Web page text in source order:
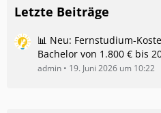
Letzte Beiträge
📊 Neu: Fernstudium-
Bachelor von 1.800 € bis
admin 19. Juni 2026 um 10:22